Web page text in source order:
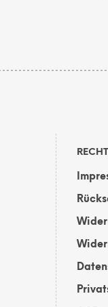
Varianten
können
auf
der
gewählt
werden